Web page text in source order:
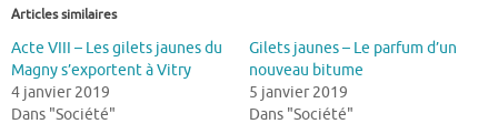
Articles similaires
Acte VIII – Les gilets jaunes du
Magny s’exportent à Vitry
4 janvier 2019
Dans "Société"
Gilets jaunes – Le parfum d’un
nouveau bitume
5 janvier 2019
Dans "Société"